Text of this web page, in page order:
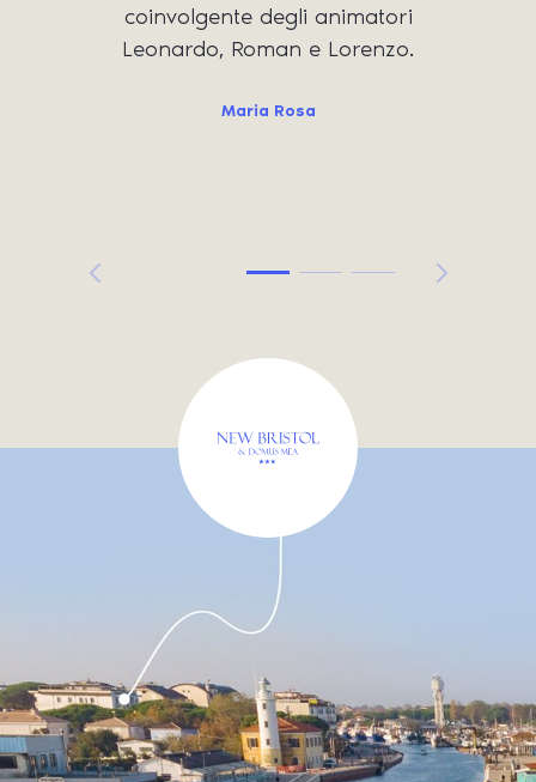
coinvolgente degli animatori
Leonardo, Roman e Lorenzo.
Maria Rosa